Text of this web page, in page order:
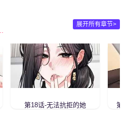
展开所有章节>
第18话-无法抗拒的她 第